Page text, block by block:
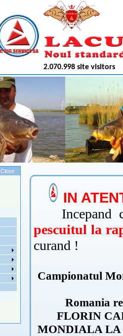
2.070.998 site visitors
Close
IN
Incepand
pescuitul la
curand !
Campionatul
Romania
FLORIN
MONDIALA